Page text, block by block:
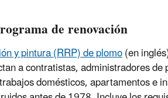
de renovación
y pintura (RRP) de plomo(en
a contratistas, administradores
domésticos, apartamentos e